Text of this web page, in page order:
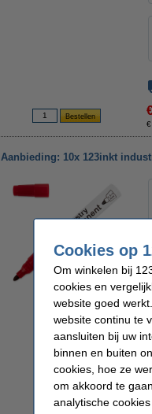
Aanbieding: 10x 123inkt
Cookies op
Om winkelen bij
cookies en
website goed
website continu te
aansluiten bij uw
binnen en buiten
cookies, hoe ze
om akkoord te
analytische